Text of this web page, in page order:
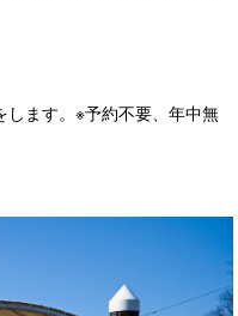
します。※予約不要、年中無